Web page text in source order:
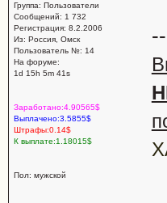
Группа: Пользователи
Сообщений: 1 732
Регистрация: 8.2.2006
Из: Россия, Омск
Пользователь №: 14
На форуме:
1d 15h 5m 41s
Заработано:4.90565$
Выплачено:3.5855$
Штрафы:0.14$
К выплате:1.18015$
Пол: мужской